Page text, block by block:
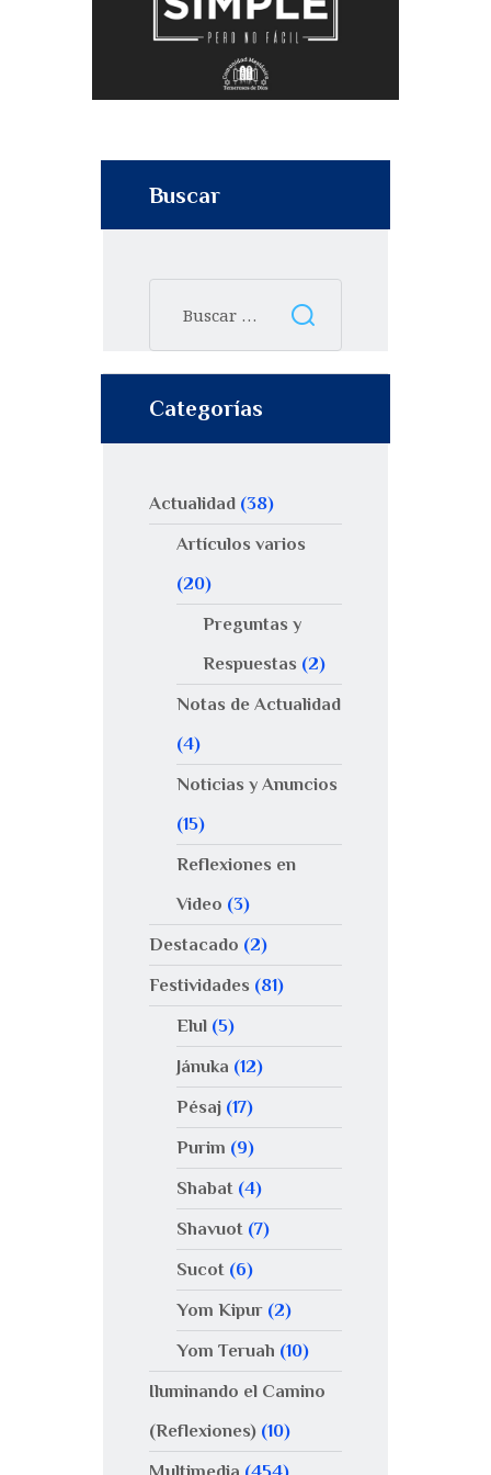
Buscar
Categorías
Actualidad (38)
Artículos varios
(20)
Preguntas y
Respuestas (2)
Notas de Actualidad
(4)
Noticias y Anuncios
(15)
Reflexiones en
Video (3)
Destacado (2)
Festividades (81)
Elul(5)
Jánuka (12)
Pésaj(17)
Purim (9)
Shabat(4)
Shavuot(7)
Sucot(6)
Yom Kipur(2)
Yom Teruah (10)
Iluminando el Camino
(Reflexiones) (10)